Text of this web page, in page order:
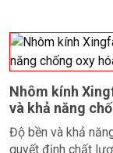
Nhôm kính
và khả năng
Độ bền và khả
quyết định chất